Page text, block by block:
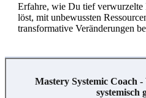
Erfahre, wie Du tief verwurzelte
löst, mit unbewussten
transformative Veränderungen
Mastery Systemic Coach
systemisch